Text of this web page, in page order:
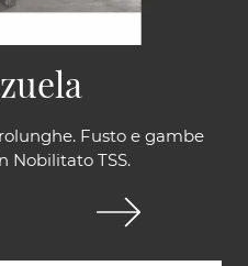
Fusto e gambe
Nobilitato TSS.